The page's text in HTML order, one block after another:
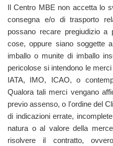
Il Centro MBE non accetta lo
consegna e/o di trasporto
possano recare pregiudizio
cose, oppure siano soggette
imballo o munite di imballo
pericolose si intendono le
IATA, IMO, ICAO, o
Qualora tali merci vengano
previo assenso, o l'ordine del
di indicazioni errate,
natura o al valore della
risolvere il contratto,